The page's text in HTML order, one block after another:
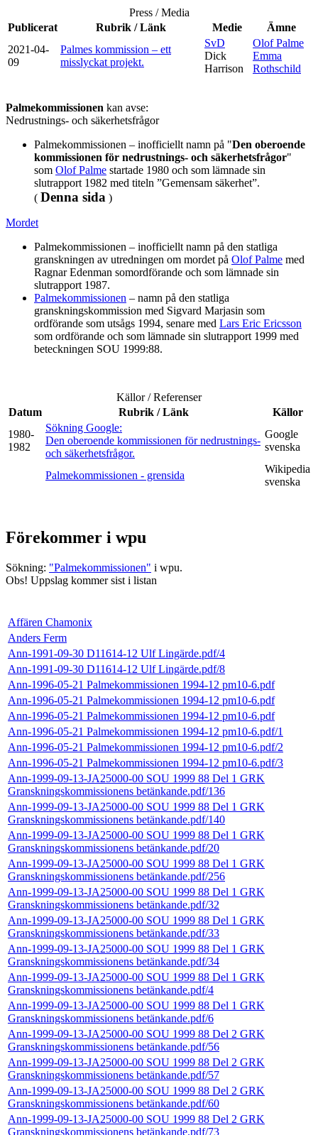
Press / Media
Publicerat
Rubrik / Länk Medie
Ämne
2021-04-
09
Palmes kommission – ett
misslyckat projekt.
SvD
Dick
Harrison
Olof Palme
Emma
Rothschild
Palmekommissionen kan avse:
Nedrustnings- och säkerhetsfrågor
Palmekommissionen – inofficiellt namn på "Den oberoende
kommissionen för nedrustnings- och säkerhetsfrågor"
som Olof Palme startade 1980 och som lämnade sin
slutrapport 1982 med titeln ”Gemensam säkerhet”.
( Denna sida )
Mordet
Palmekommissionen – inofficiellt namn på den statliga
granskningen av utredningen om mordet på Olof Palme med
Ragnar Edenman somordförande och som lämnade sin
slutrapport 1987.
Palmekommissionen – namn på den statliga
granskningskommission med Sigvard Marjasin som
ordförande som utsågs 1994, senare med Lars Eric Ericsson
som ordförande och som lämnade sin slutrapport 1999 med
beteckningen SOU 1999:88.
Källor / Referenser
Datum
Rubrik / Länk
Källor
1980-
1982
Sökning Google:
Den oberoende kommissionen för nedrustnings-
och säkerhetsfrågor.
Google
svenska
Palmekommissionen - grensida
Wikipedia
svenska
Förekommer i wpu
Sökning: "Palmekommissionen" i wpu.
Obs! Uppslag kommer sist i listan
Affären Chamonix
Anders Ferm
Ann-1991-09-30 D11614-12 Ulf Lingärde.pdf/4
Ann-1991-09-30 D11614-12 Ulf Lingärde.pdf/8
Ann-1996-05-21 Palmekommissionen 1994-12 pm10-6.pdf
Ann-1996-05-21 Palmekommissionen 1994-12 pm10-6.pdf
Ann-1996-05-21 Palmekommissionen 1994-12 pm10-6.pdf
Ann-1996-05-21 Palmekommissionen 1994-12 pm10-6.pdf/1
Ann-1996-05-21 Palmekommissionen 1994-12 pm10-6.pdf/2
Ann-1996-05-21 Palmekommissionen 1994-12 pm10-6.pdf/3
Ann-1999-09-13-JA25000-00 SOU 1999 88 Del 1 GRK
Granskningskommissionens betänkande.pdf/136
Ann-1999-09-13-JA25000-00 SOU 1999 88 Del 1 GRK
Granskningskommissionens betänkande.pdf/140
Ann-1999-09-13-JA25000-00 SOU 1999 88 Del 1 GRK
Granskningskommissionens betänkande.pdf/20
Ann-1999-09-13-JA25000-00 SOU 1999 88 Del 1 GRK
Granskningskommissionens betänkande.pdf/256
Ann-1999-09-13-JA25000-00 SOU 1999 88 Del 1 GRK
Granskningskommissionens betänkande.pdf/32
Ann-1999-09-13-JA25000-00 SOU 1999 88 Del 1 GRK
Granskningskommissionens betänkande.pdf/33
Ann-1999-09-13-JA25000-00 SOU 1999 88 Del 1 GRK
Granskningskommissionens betänkande.pdf/34
Ann-1999-09-13-JA25000-00 SOU 1999 88 Del 1 GRK
Granskningskommissionens betänkande.pdf/4
Ann-1999-09-13-JA25000-00 SOU 1999 88 Del 1 GRK
Granskningskommissionens betänkande.pdf/6
Ann-1999-09-13-JA25000-00 SOU 1999 88 Del 2 GRK
Granskningskommissionens betänkande.pdf/56
Ann-1999-09-13-JA25000-00 SOU 1999 88 Del 2 GRK
Granskningskommissionens betänkande.pdf/57
Ann-1999-09-13-JA25000-00 SOU 1999 88 Del 2 GRK
Granskningskommissionens betänkande.pdf/60
Ann-1999-09-13-JA25000-00 SOU 1999 88 Del 2 GRK
Granskningskommissionens betänkande.pdf/73